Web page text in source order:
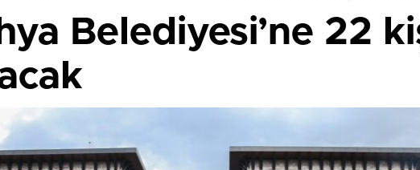
Belediyesi’ne 22